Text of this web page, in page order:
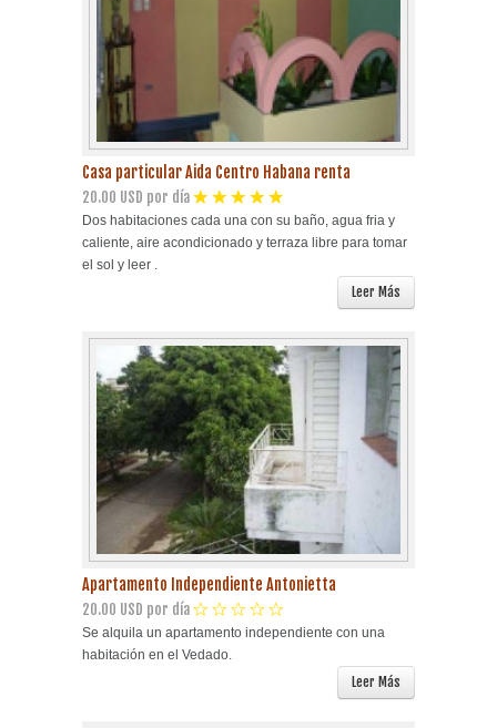
Casa particular Aida Centro Habana renta
20.00 USD por día
Dos habitaciones cada una con su baño, agua fria y
caliente, aire acondicionado y terraza libre para tomar
el sol y leer .
Leer Más
Apartamento Independiente Antonietta
20.00 USD por día
Se alquila un apartamento independiente con una
habitación en el Vedado.
Leer Más